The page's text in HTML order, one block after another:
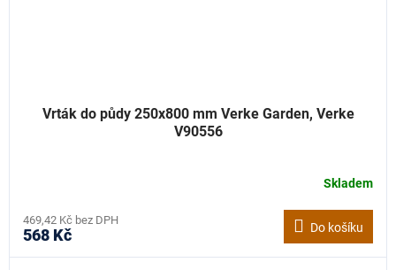
Vrták do půdy 250x800 mm Verke Garden, Verke
V90556
Skladem
469,42 Kč bez DPH
568 Kč Do košíku